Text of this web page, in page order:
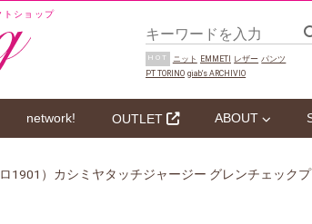
トショップ
HOT ニット EMMETI レザー パンツ
PT TORINO giab‘s ARCHIVIO
network! OUTLET ABOUT
ロ1901）カシミヤタッチジャージー グレンチェック